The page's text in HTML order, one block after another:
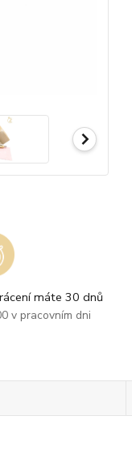
máte 30 dnů
v pracovním dni